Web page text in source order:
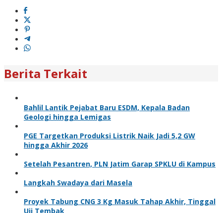
Berita Terkait
Bahlil Lantik Pejabat Baru ESDM, Kepala Badan
Geologi hingga Lemigas
PGE Targetkan Produksi Listrik Naik Jadi 5,2 GW
hingga Akhir 2026
Setelah Pesantren, PLN Jatim Garap SPKLU di Kampus
Langkah Swadaya dari Masela
Proyek Tabung CNG 3 Kg Masuk Tahap Akhir, Tinggal
Uji Tembak